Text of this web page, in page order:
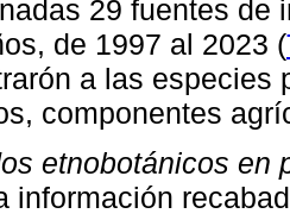
29 fuentes de
de 1997 al 2023 (
a las especies
componentes
etnobotánicos en
información